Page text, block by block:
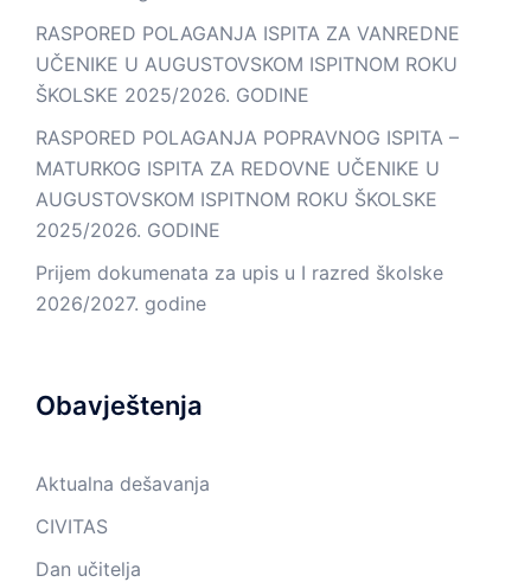
RASPORED POLAGANJA ISPITA ZA VANREDNE
UČENIKE U AUGUSTOVSKOM ISPITNOM ROKU
ŠKOLSKE 2025/2026. GODINE
RASPORED POLAGANJA POPRAVNOG ISPITA –
MATURKOG ISPITA ZA REDOVNE UČENIKE U
AUGUSTOVSKOM ISPITNOM ROKU ŠKOLSKE
2025/2026. GODINE
Prijem dokumenata za upis u I razred školske
2026/2027. godine
Obavještenja
Aktualna dešavanja
CIVITAS
Dan učitelja